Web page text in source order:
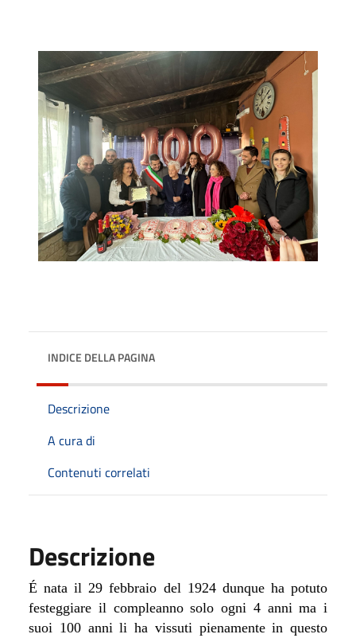
INDICE DELLA PAGINA
Descrizione
A cura di
Contenuti correlati
Descrizione
É nata il 29 febbraio del 1924 dunque ha potuto
festeggiare il compleanno solo ogni 4 anni ma i
suoi 100 anni li ha vissuti pienamente in questo